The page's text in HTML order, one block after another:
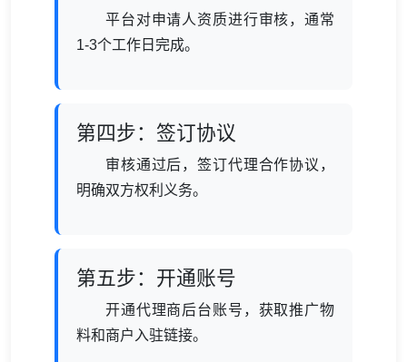
平台对申请人资质进行审核，通常
1-3个工作日完成。
第四步：签订协议
审核通过后，签订代理合作协议，
明确双方权利义务。
第五步：开通账号
开通代理商后台账号，获取推广物
料和商户入驻链接。